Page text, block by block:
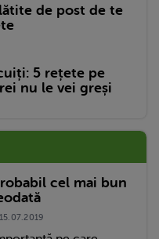
de post de te
5 rețete pe
nu le vei greși
cel mai bun